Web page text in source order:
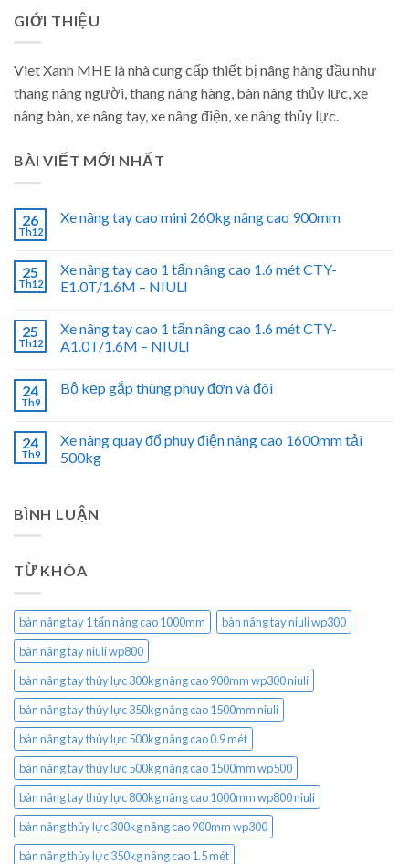
GIỚI THIỆU
Viet Xanh MHE là nhà cung cấp thiết bị nâng hàng đầu như
thang nâng người, thang nâng hàng, bàn nâng thủy lực, xe
nâng bàn, xe nâng tay, xe nâng điện, xe nâng thủy lực.
BÀI VIẾT MỚI NHẤT
26
Th12
Xe nâng tay cao mini 260kg nâng cao 900mm
25
Th12
Xe nâng tay cao 1 tấn nâng cao 1.6 mét CTY-
E1.0T/1.6M – NIULI
25
Th12
Xe nâng tay cao 1 tấn nâng cao 1.6 mét CTY-
A1.0T/1.6M – NIULI
24
Th9
Bộ kẹp gắp thùng phuy đơn và đôi
24
Th9
Xe nâng quay đổ phuy điện nâng cao 1600mm tải
500kg
BÌNH LUẬN
TỪ KHÓA
bàn nâng tay 1 tấn nâng cao 1000mm
bàn nâng tay niuli wp300
bàn nâng tay niuli wp800
bàn nâng tay thủy lực 300kg nâng cao 900mm wp300 niuli
bàn nâng tay thủy lực 350kg nâng cao 1500mm niuli
bàn nâng tay thủy lực 500kg nâng cao 0.9 mét
bàn nâng tay thủy lực 500kg nâng cao 1500mm wp500
bàn nâng tay thủy lực 800kg nâng cao 1000mm wp800 niuli
bàn nâng thủy lực 300kg nâng cao 900mm wp300
bàn nâng thủy lực 350kg nâng cao 1.5 mét